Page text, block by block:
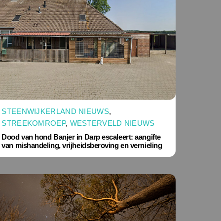
STEENWIJKERLAND NIEUWS,
STREEKOMROEP, WESTERVELD NIEUWS
Dood van hond Banjer in Darp escaleert: aangifte
van mishandeling, vrijheidsberoving en vernieling